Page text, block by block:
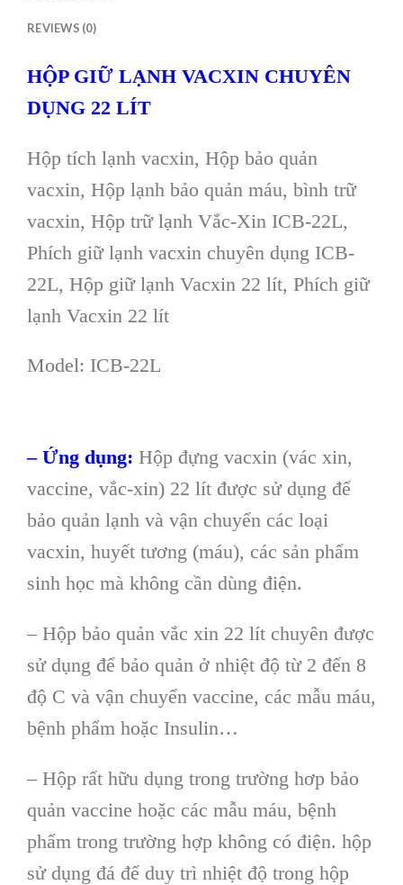
REVIEWS (0)
HỘP GIỮ LẠNH VACXIN CHUYÊN
DỤNG 22 LÍT
Hộp tích lạnh vacxin, Hộp bảo quản
vacxin, Hộp lạnh bảo quản máu, bình trữ
vacxin, Hộp trữ lạnh Vắc-Xin ICB-22L,
Phích giữ lạnh vacxin chuyên dụng ICB-
22L, Hộp giữ lạnh Vacxin 22 lít, Phích giữ
lạnh Vacxin 22 lít
Model: ICB-22L
– Ứng dụng: Hộp đựng vacxin (vác xin,
vaccine, vắc-xin) 22 lít được sử dụng để
bảo quản lạnh và vận chuyển các loại
vacxin, huyết tương (máu), các sản phẩm
sinh học mà không cần dùng điện.
– Hộp bảo quản vắc xin 22 lít chuyên được
sử dụng để bảo quản ở nhiệt độ từ 2 đến 8
độ C và vận chuyển vaccine, các mẫu máu,
bệnh phẩm hoặc Insulin…
– Hộp rất hữu dụng trong trường hơp bảo
quản vaccine hoặc các mẫu máu, bệnh
phẩm trong trường hợp không có điện. hộp
sử dụng đá để duy trì nhiệt độ trong hộp